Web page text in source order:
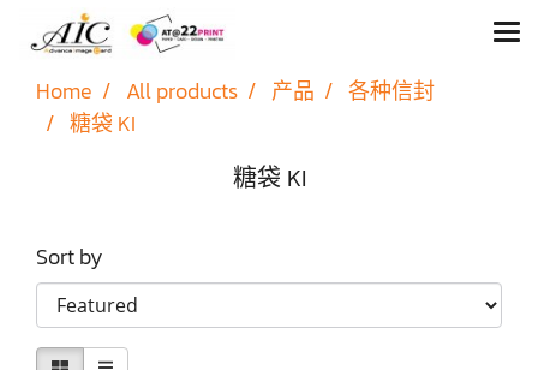
Home All products 产品
各种信封
糖袋 KI
糖袋 KI
Sort by